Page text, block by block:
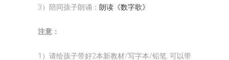
3）陪同孩子朗诵： 朗读《数字歌》
注意：
1）请给孩子带好2本新教材/写字本/铅笔. 可以带